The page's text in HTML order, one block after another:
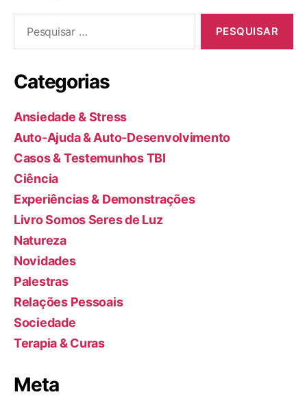
por:
Categorias
Ansiedade & Stress
Auto-Ajuda & Auto-Desenvolvimento
Casos & Testemunhos TBI
Ciência
Experiências & Demonstrações
Livro Somos Seres de Luz
Natureza
Novidades
Palestras
Relações Pessoais
Sociedade
Terapia & Curas
Meta